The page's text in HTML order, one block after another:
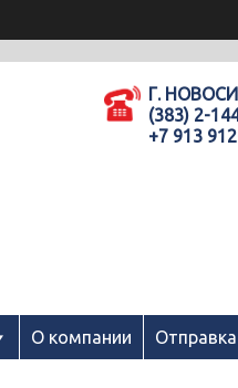
Г.
(383) 2-
+7 913
О компании